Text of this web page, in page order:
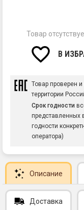
Товар
В
Товар проверен
территории
Срок годности
представленных
годности
оператора)
Описание
Доставка